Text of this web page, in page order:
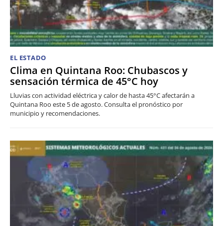
EL ESTADO
Clima en Quintana Roo: Chubascos y
sensación térmica de 45°C hoy
Lluvias con actividad eléctrica y calor de hasta 45°C afectarán a
Quintana Roo este 5 de agosto. Consulta el pronóstico por
municipio y recomendaciones.